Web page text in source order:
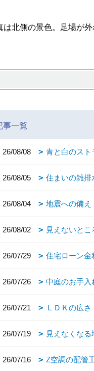
は北側の景色。足場が
事一覧
26/08/08 青と白のスト
26/08/05 住まいの雑排
26/08/04 地震への備え
26/08/02 見えないと
26/07/29 住宅ローン金
26/07/26 中庭のお手入
26/07/21 ＬＤＫの広さ
26/07/19 見えなくな
26/07/16 Z空調の配管